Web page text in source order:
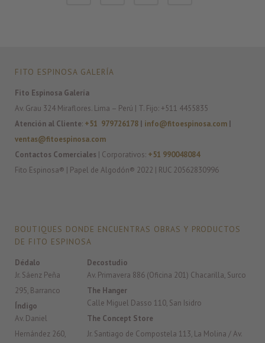
FITO ESPINOSA GALERÍA
Fito Espinosa Galería
Av. Grau 324 Miraflores. Lima – Perú | T. Fijo: +511 4455835
Atención al Cliente: +51 979726178 | info@fitoespinosa.com |
ventas@fitoespinosa.com
Contactos Comerciales | Corporativos: +51 990048084
Fito Espinosa® | Papel de Algodón® 2022 | RUC 20562830996
BOUTIQUES DONDE ENCUENTRAS OBRAS Y PRODUCTOS
DE FITO ESPINOSA
Dédalo
Jr. Sáenz Peña
295, Barranco
Índigo
Av. Daniel
Hernández 260,
Decostudio
Av. Primavera 886 (Oficina 201) Chacarilla, Surco
The Hanger
Calle Miguel Dasso 110, San Isidro
The Concept Store
Jr. Santiago de Compostela 113, La Molina / Av.